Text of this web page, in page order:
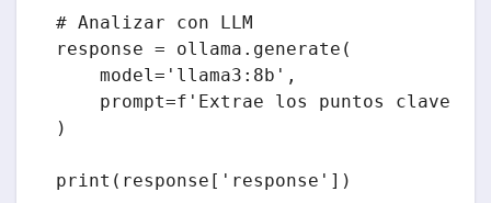
# Analizar con LLM
response = ollama.generate(
    model='llama3:8b',
prompt=f'Extrae los puntos clave
)